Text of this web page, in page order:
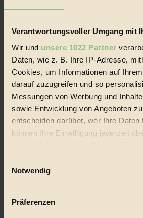
Verantwortungsvoller Umgang mit
Wir und unsere 1022 Partner
Daten, wie z. B. Ihre IP-Adresse,
Cookies, um Informationen auf
darauf zuzugreifen und so
Messungen von Werbung und
sowie Entwicklung von Angeboten
entscheiden darüber, wer Ihre
können Ihre Einwilligung jederzeit
durch Klicken auf das Privacy
Informationen über Ihre
welche bis auf einige Meter
Notwendig
Präferenzen
© 2026 Biorama GmbH
Impressum & Disclaimer
Datenschutz
Mediadaten
Biorama steht für einen nachhaltigen
Handels mit Bioprodukten, des Fair-Trade
Social Media